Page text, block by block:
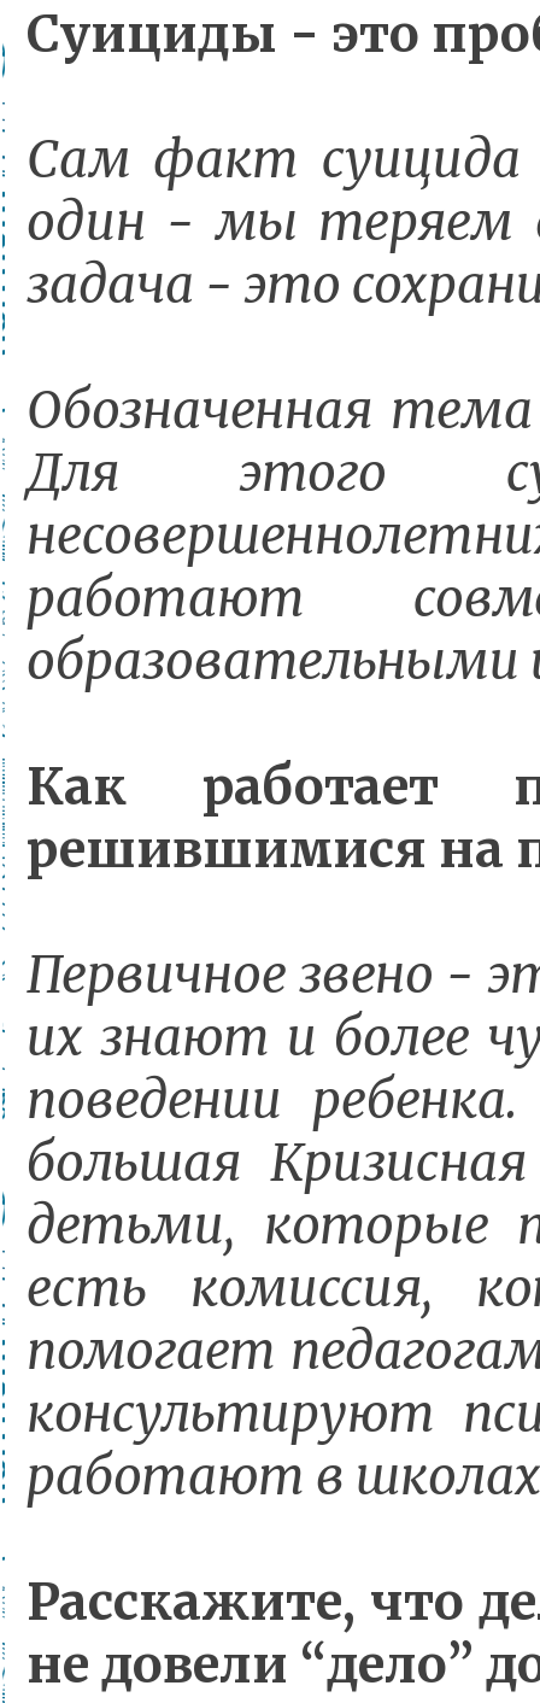
Суициды - это
Сам факт суицида
один - мы теряем
задача - это
Обозначенная
Для этого
работают
образовательными
Как работает
решившимися на
Первичное звено -
их знают и более
поведении
большая
детьми, которые
есть комиссия,
помогает
консультируют
работают в школах
Расскажите, что
не довели “дело”